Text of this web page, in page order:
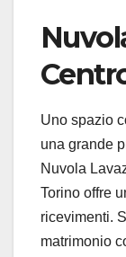
Uno spazio
una grande
Nuvola
Torino offre
ricevimenti.
matrimonio